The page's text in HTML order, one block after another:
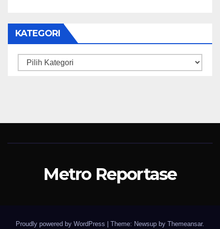
KATEGORI
Kategori
Metro Reportase
Proudly powered by WordPress Theme: Newsup by Themeansar.